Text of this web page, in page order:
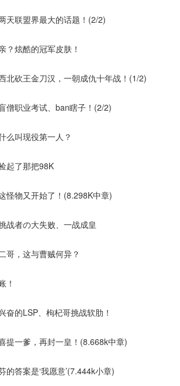
天联盟界最大的话题！(2/2)
？炫酷的冠军皮肤！
北砍王金刀汉，一朝成仇十年战！(1/2)
僧职业考试、ban瞎子！(2/2)
么叫现役第一人？
起了那把98K
怪物又开始了！(8.298K中章)
战者の大失败、一战成皇
哥，这与曹贼何异？
！
奋的LSP、枸杞哥挑战软肋！
提一爹，再封一皇！(8.668k中章)
的答案是‘我愿意’(7.444k小章)